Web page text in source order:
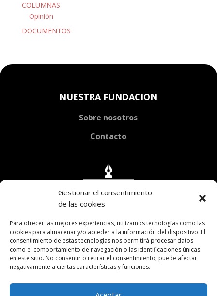
Gestionar el consentimiento
de las cookies
Para ofrecer las mejores experiencias, utilizamos tecnologías como las
cookies para almacenar y/o acceder a la información del dispositivo. El
consentimiento de estas tecnologías nos permitirá procesar datos
como el comportamiento de navegación o las identificaciones únicas
en este sitio. No consentir o retirar el consentimiento, puede afectar
negativamente a ciertas características y funciones.
COLUMNAS
Opinión
DOCUMENTOS
NUESTRA FUNDACION
Sobre nosotros
Contacto
